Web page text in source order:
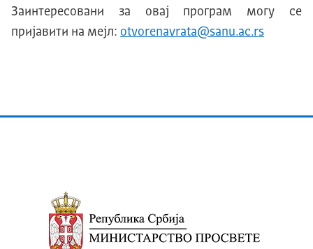
Заинтересовани за овај програм могу се
пријавити на мејл: otvorenavrata@sanu.ac.rs